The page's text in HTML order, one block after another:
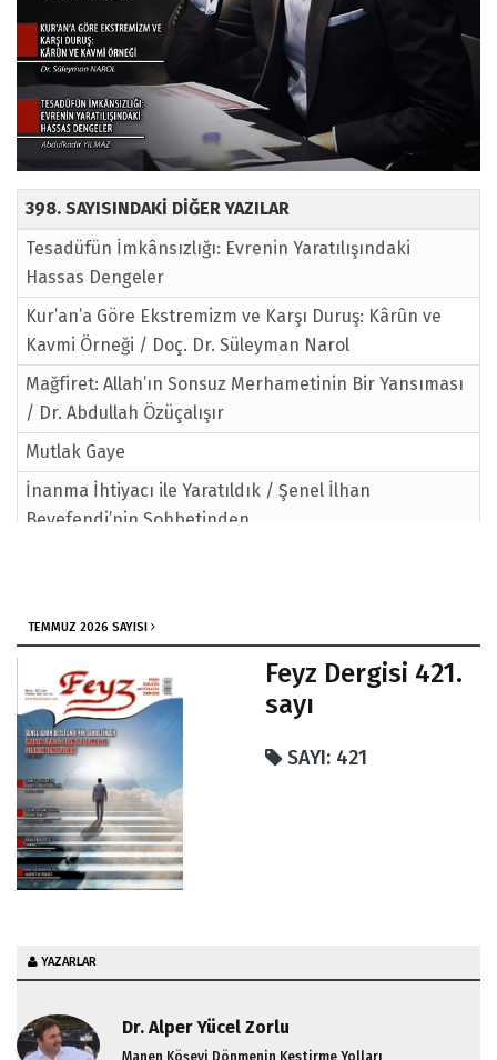
398. SAYISINDAKİ DİĞER YAZILAR
Tesadüfün İmkânsızlığı: Evrenin Yaratılışındaki
Hassas Dengeler
Kur’an’a Göre Ekstremizm ve Karşı Duruş: Kârûn ve
Kavmi Örneği / Doç. Dr. Süleyman Narol
Mağfiret: Allah’ın Sonsuz Merhametinin Bir Yansıması
/ Dr. Abdullah Özüçalışır
Mutlak Gaye
İnanma İhtiyacı ile Yaratıldık / Şenel İlhan
Beyefendi’nin Sohbetinden
TEMMUZ 2026 SAYISI
Feyz Dergisi 421.
sayı
SAYI: 421
YAZARLAR
Dr. Alper Yücel Zorlu
Manen Köşeyi Dönmenin Kestirme Yolları